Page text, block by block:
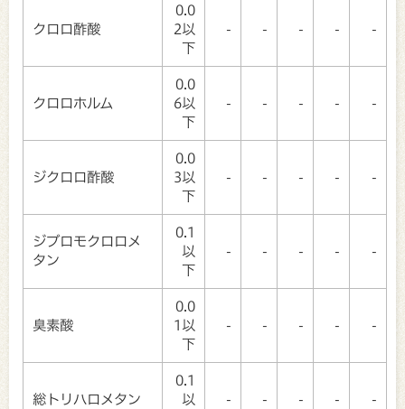
クロロ酢酸
0.0
2以
下
- - - - -
クロロホルム
0.0
6以
下
- - - - -
ジクロロ酢酸
0.0
3以
下
- - - - -
ジブロモクロロメ
タン
0.1
以
下
- - - - -
臭素酸
0.0
1以
下
- - - - -
総トリハロメタン
0.1
以
- - - - -